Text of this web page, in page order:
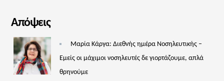
Απόψεις
Μαρία Κάργα: Διεθνής ημέρα Νοσηλευτικής –
Εμείς οι μάχιμοι νοσηλευτές δε γιορτάζουμε, απλά
θρηνούμε